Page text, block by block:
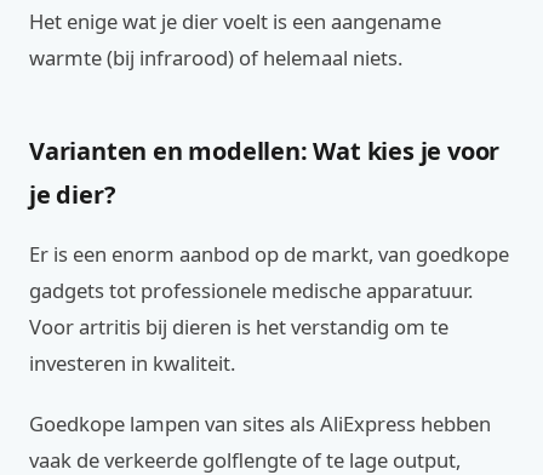
Het enige wat je dier voelt is een aangename
warmte (bij infrarood) of helemaal niets.
Varianten en modellen: Wat kies je voor
je dier?
Er is een enorm aanbod op de markt, van goedkope
gadgets tot professionele medische apparatuur.
Voor artritis bij dieren is het verstandig om te
investeren in kwaliteit.
Goedkope lampen van sites als AliExpress hebben
vaak de verkeerde golflengte of te lage output,